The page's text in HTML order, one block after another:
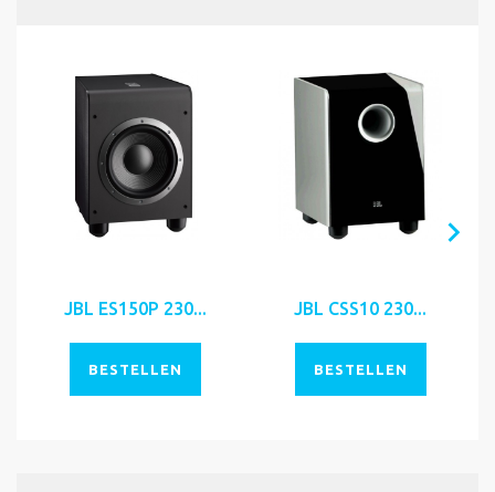
JBL ES150P 230...
BESTELLEN
JBL CSS10 230...
BESTELLEN